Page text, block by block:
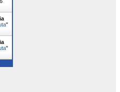
"
"